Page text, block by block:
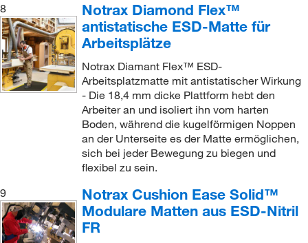
8
Notrax Diamond Flex™
antistatische ESD-Matte für
Arbeitsplätze
Notrax Diamant Flex™ ESD-
Arbeitsplatzmatte mit antistatischer Wirkung
- Die 18,4 mm dicke Plattform hebt den
Arbeiter an und isoliert ihn vom harten
Boden, während die kugelförmigen Noppen
an der Unterseite es der Matte ermöglichen,
sich bei jeder Bewegung zu biegen und
flexibel zu sein.
9
Notrax Cushion Ease Solid™
Modulare Matten aus ESD-Nitril
FR